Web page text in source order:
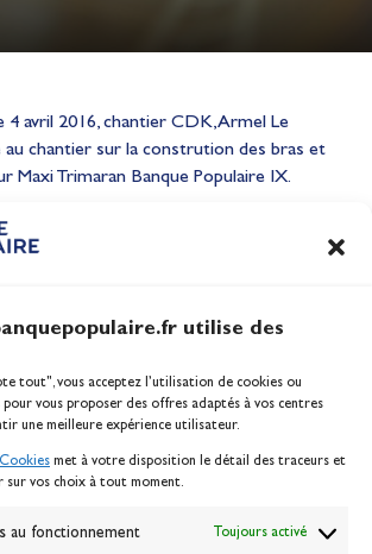
utilise des
tout", vous acceptez l’utilisation de cookies ou
vous proposer des offres adaptés à vos centres
une meilleure expérience utilisateur.
met à votre disposition le détail des traceurs et
sur vos choix à tout moment.
au fonctionnement Toujours activé
4 avril 2016, chantier CDK, Armel Le
au chantier sur la constrution des bras et
Maxi Trimaran Banque Populaire IX.
le plan d'eau des
2028
serveur média
des cookies
de la voile